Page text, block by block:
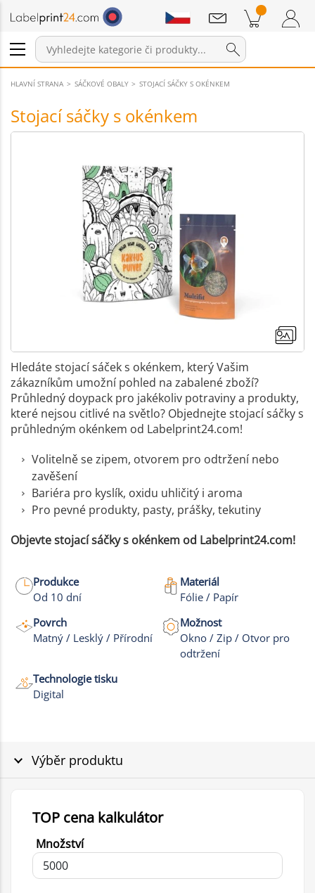
Přihlášení / Registrace
Položky v košíku Nákupní Košík
Sdělení
HLAVNÍ STRANA SÁČKOVÉ OBALY STOJACÍ SÁČKY S OKÉNKEM
Stojací sáčky s okénkem
Hledáte stojací sáček s okénkem, který Vašim
zákazníkům umožní pohled na zabalené zboží?
Průhledný doypack pro jakékoliv potraviny a produkty,
které nejsou citlivé na světlo? Objednejte stojací sáčky s
průhledným okénkem od Labelprint24.com!
Volitelně se zipem, otvorem pro odtržení nebo
zavěšení
Bariéra pro kyslík, oxidu uhličitý i aroma
Pro pevné produkty, pasty, prášky, tekutiny
Objevte stojací sáčky s okénkem od Labelprint24.com!
Produkce
Od 10 dní
Materiál
Fólie / Papír
Povrch
Matný / Lesklý / Přírodní
Možnost
Okno / Zip / Otvor pro
odtržení
Technologie tisku
Digital
Výběr produktu
TOP cena kalkulátor
Množství